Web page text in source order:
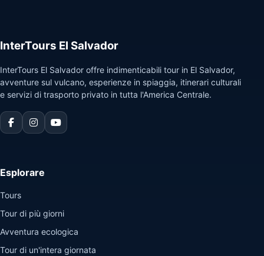
InterTours El Salvador
InterTours El Salvador offre indimenticabili tour in El Salvador,
avventure sul vulcano, esperienze in spiaggia, itinerari culturali
e servizi di trasporto privato in tutta l'America Centrale.
Esplorare
Tours
Tour di più giorni
Avventura ecologica
Tour di un'intera giornata